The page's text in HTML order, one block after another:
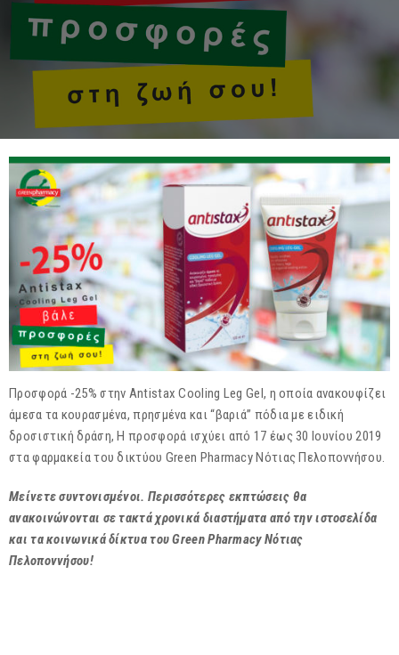
Προσφορά -25% στην Antistax Cooling Leg Gel, η οποία ανακουφίζει
άμεσα τα κουρασμένα, πρησμένα και “βαριά” πόδια με ειδική
δροσιστική δράση, Η προσφορά ισχύει από 17 έως 30 Ιουνίου 2019
στα φαρμακεία του δικτύου Green Pharmacy Νότιας Πελοποννήσου.
Μείνετε συντονισμένοι. Περισσότερες εκπτώσεις θα
ανακοινώνονται σε τακτά χρονικά διαστήματα από την ιστοσελίδα
και τα κοινωνικά δίκτυα του Green Pharmacy Νότιας
Πελοποννήσου!